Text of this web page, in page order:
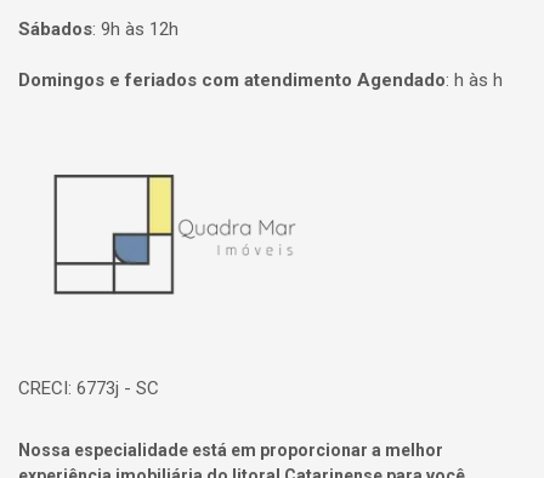
Sábados: 9h às 12h
Domingos e feriados com atendimento Agendado: h às h
CRECI: 6773j - SC
Nossa especialidade está em proporcionar a melhor